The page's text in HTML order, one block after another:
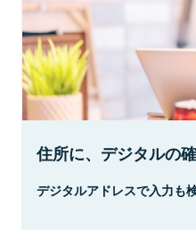
住所に、デジタルの確
デジタルアドレスで入力も